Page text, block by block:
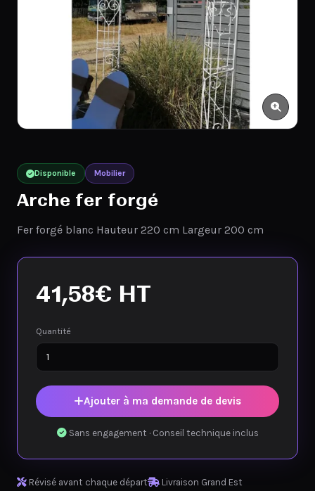
Disponible Mobilier
Arche fer forgé
Fer forgé blanc Hauteur 220 cm Largeur 200 cm
41,58€ HT
Quantité
Ajouter à ma demande de devis
Sans engagement · Conseil technique inclus
Révisé avant chaque départ
Livraison Grand Est